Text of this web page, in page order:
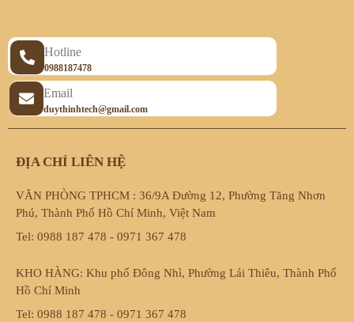
Hotline
0988187478
Email
duythinhtech@gmail.com
ĐỊA CHỈ LIÊN HỆ
VĂN PHÒNG TPHCM : 36/9A Đường 12, Phường Tăng Nhơn
Phú, Thành Phố Hồ Chí Minh, Việt Nam
Tel: 0988 187 478 - 0971 367 478
KHO HÀNG: Khu phố Đông Nhì, Phường Lái Thiêu, Thành Phố
Hồ Chí Minh
Tel: 0988 187 478 - 0971 367 478